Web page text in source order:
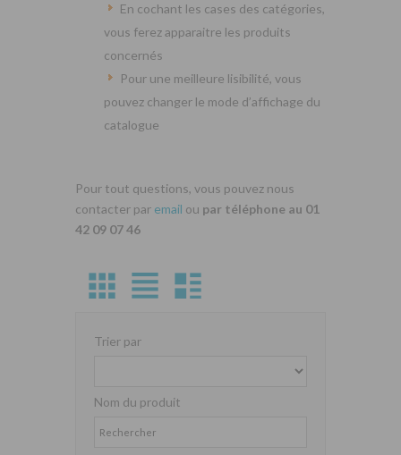
En cochant les cases des catégories,
vous ferez apparaitre les produits
concernés
Pour une meilleure lisibilité, vous
pouvez changer le mode d’affichage du
catalogue
Pour tout questions, vous pouvez nous
contacter par email ou par téléphone au 01
42 09 07 46
Trier par
Nom du produit